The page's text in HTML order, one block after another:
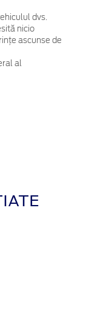
dvs.
nicio
ascunse de
al